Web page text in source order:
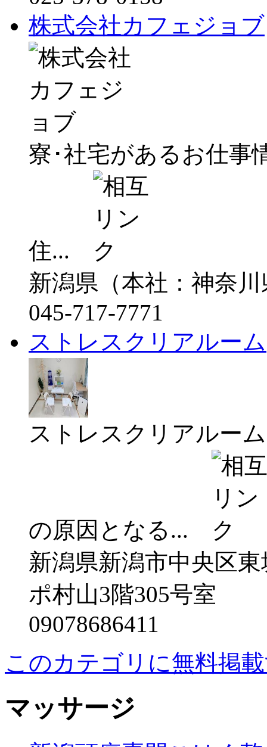
株式会社カフェジョブ
寮･社宅があるお仕事
住...
新潟県（本社：神奈
045-717-7771
ストレスクリアルーム
ストレスクリアルー
の原因となる...
新潟県新潟市中央区
ポ村山3階305号室
09078686411
このカテゴリに無料掲
マッサージ